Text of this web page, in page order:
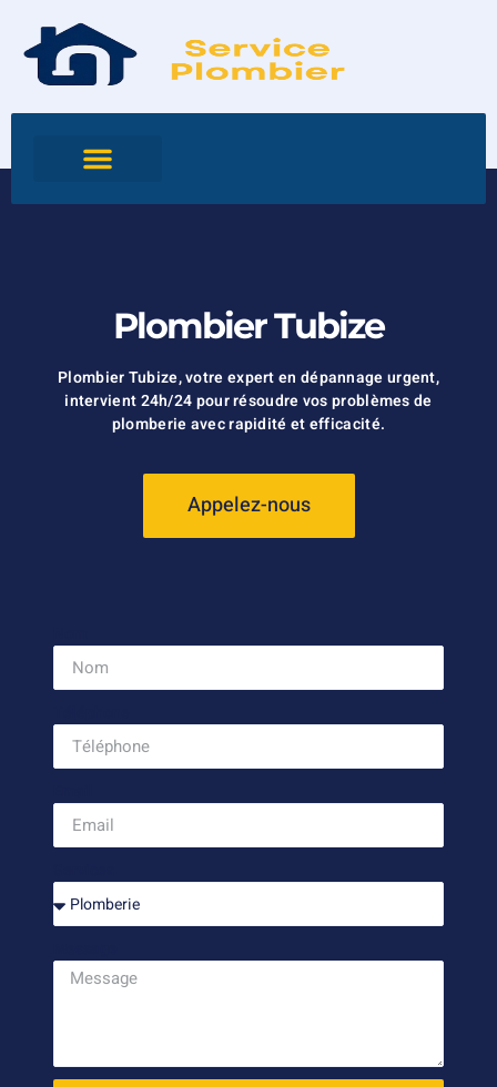
Plombier Tubize
Plombier Tubize, votre expert en dépannage urgent,
intervient 24h/24 pour résoudre vos problèmes de
plomberie avec rapidité et efficacité.
Appelez-nous